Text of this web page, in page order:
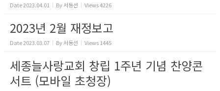
Date2023.04.01 By서동선 Views4226
2023년 2월 재정보고
Date2023.03.07 By서동선 Views1445
세종늘사랑교회 창립 1주년 기념 찬양콘
서트 (모바일 초청장)